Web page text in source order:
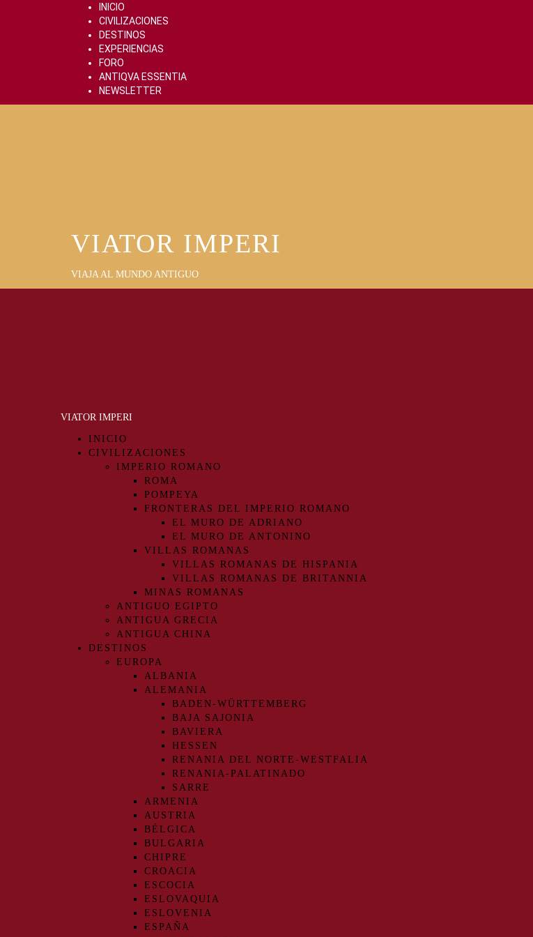
INICIO
CIVILIZACIONES
DESTINOS
EXPERIENCIAS
FORO
ANTIQVA ESSENTIA
NEWSLETTER
VIATOR IMPERI
VIAJA AL MUNDO ANTIGUO
VIATOR IMPERI
INICIO
CIVILIZACIONES
IMPERIO ROMANO
ROMA
POMPEYA
FRONTERAS DEL IMPERIO ROMANO
EL MURO DE ADRIANO
EL MURO DE ANTONINO
VILLAS ROMANAS
VILLAS ROMANAS DE HISPANIA
VILLAS ROMANAS DE BRITANNIA
MINAS ROMANAS
ANTIGUO EGIPTO
ANTIGUA GRECIA
ANTIGUA CHINA
DESTINOS
EUROPA
ALBANIA
ALEMANIA
BADEN-WÜRTTEMBERG
BAJA SAJONIA
BAVIERA
HESSEN
RENANIA DEL NORTE-WESTFALIA
RENANIA-PALATINADO
SARRE
ARMENIA
AUSTRIA
BÉLGICA
BULGARIA
CHIPRE
CROACIA
ESCOCIA
ESLOVAQUIA
ESLOVENIA
ESPAÑA